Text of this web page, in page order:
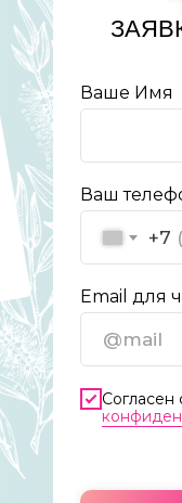
Ваше Имя
Ваш
+7
Email для
Согласен